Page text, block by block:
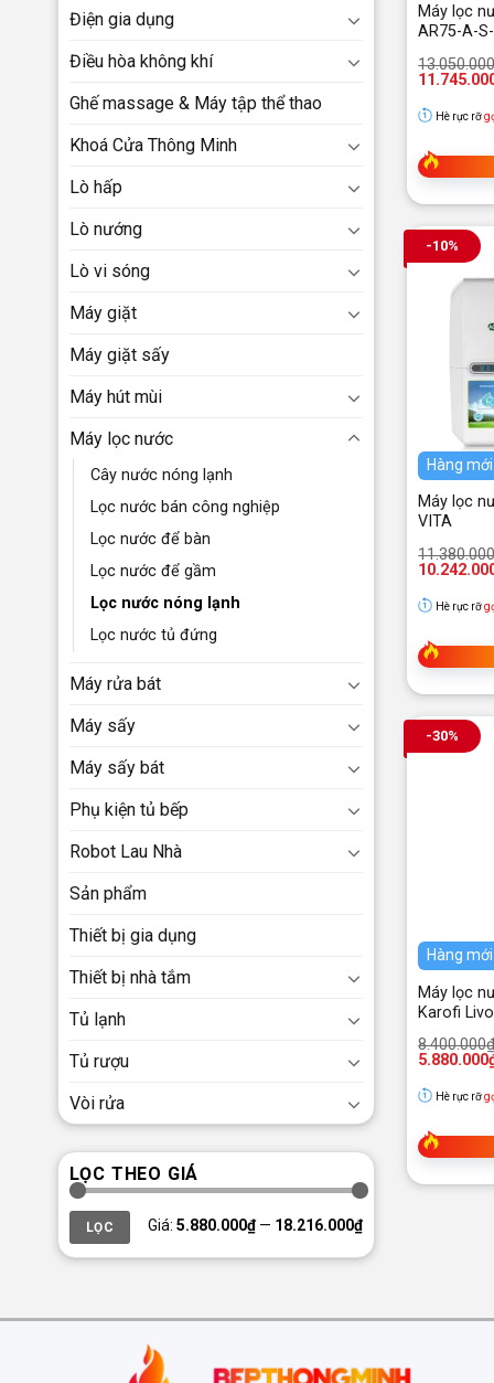
Điện gia dụng
Điều hòa không khí
Ghế massage & Máy tập thể thao
Khoá Cửa Thông Minh
Lò hấp
Lò nướng
Lò vi sóng
Máy giặt
Máy giặt sấy
Máy hút mùi
Máy lọc nước
Cây nước nóng lạnh
Lọc nước bán công nghiệp
Lọc nước để bàn
Lọc nước để gầm
Lọc nước nóng lạnh
Lọc nước tủ đứng
Máy rửa bát
Máy sấy
Máy sấy bát
Phụ kiện tủ bếp
Robot Lau Nhà
Sản phẩm
Thiết bị gia dụng
Thiết bị nhà tắm
Tủ lạnh
Tủ rượu
Vòi rửa
LỌC THEO GIÁ
Giá
thấp
nhất
Giá
cao
nhất
LỌC Giá: 5.880.000₫— 18.216.000₫
Máy lọc
AR75-A-
Giá
gốc
Giá
hiện
là: Hè rực rỡ
-10%
Hàng mới
Máy lọc
VITA
Giá
gốc
Giá
hiện
là: Hè rực rỡ
-30%
Hàng mới
Máy lọc
Karofi
8.400.000
Giá
gốc
5.880.000
Giá
hiện
là: Hè rực rỡ